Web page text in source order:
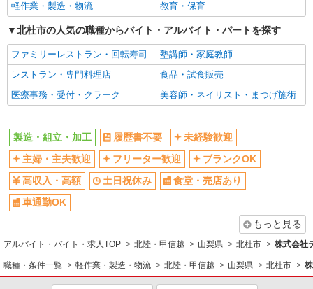
軽作業・製造・物流
教育・保育
北杜市の人気の職種からバイト・アルバイト・パートを探す
ファミリーレストラン・回転寿司
塾講師・家庭教師
レストラン・専門料理店
食品・試食販売
医療事務・受付・クラーク
美容師・ネイリスト・まつげ施術
製造・組立・加工 履歴書不要
未経験歓迎
主婦・主夫歓迎
フリーター歓迎
ブランクOK
高収入・高額
土日祝休み
食堂・売店あり
車通勤OK
もっと見る
アルバイト・バイト・求人TOP 北陸・甲信越 山梨県 北杜市 株式会社
職種・条件一覧 軽作業・製造・物流 北陸・甲信越 山梨県 北杜市